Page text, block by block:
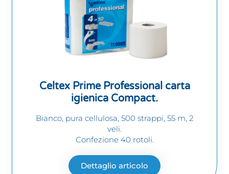
Celtex Prime Professional carta
igienica Compact.
Bianco, pura cellulosa, 500 strappi, 55 m, 2
veli.
Confezione 40 rotoli.
Dettaglio articolo